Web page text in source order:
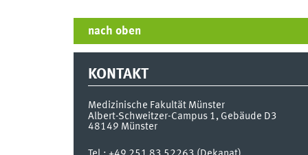
nach oben
KONTAKT
Medizinische Fakultät Münster
Albert-Schweitzer-Campus 1, Gebäude D3
48149 Münster